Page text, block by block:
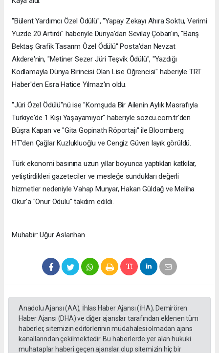
"Bülent Yardımcı Özel Ödülü", "Yapay Zekayı Ahıra Soktu, Verimi
Yüzde 20 Artırdı" haberiyle Dünya'dan Sevilay Çoban'ın, "Barış
Bektaş Grafik Tasarım Özel Ödülü" Posta'dan Nevzat
Akdere'nin, "Metiner Sezer Jüri Teşvik Ödülü", "Yazdığı
Kodlamayla Dünya Birincisi Olan Lise Öğrencisi" haberiyle TRT
Haber'den Esra Hatice Yılmaz'ın oldu.
"Jüri Özel Ödülü"nü ise "Komşuda Bir Ailenin Aylık Masrafıyla
Türkiye'de 1 Kişi Yaşayamıyor" haberiyle sözcü.com.tr'den
Büşra Kapan ve "Gita Gopinath Röportajı" ile Bloomberg
HT'den Çağlar Kuzlukluoğlu ve Cengiz Güven layık görüldü.
Türk ekonomi basınına uzun yıllar boyunca yaptıkları katkılar,
yetiştirdikleri gazeteciler ve mesleğe sundukları değerli
hizmetler nedeniyle Vahap Munyar, Hakan Güldağ ve Meliha
Okur'a "Onur Ödülü" takdim edildi.
Muhabir: Uğur Aslanhan
Anadolu Ajansı (AA), İhlas Haber Ajansı (İHA), Demirören
Haber Ajansı (DHA) ve diğer ajanslar tarafından eklenen tüm
haberler, sitemizin editörlerinin müdahalesi olmadan ajans
kanallarından çekilmektedir. Bu haberlerde yer alan hukuki
muhataplar haberi geçen ajanslar olup sitemizin hiç bir